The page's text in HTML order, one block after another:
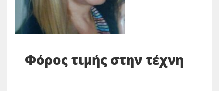
Φόρος τιμής στην τέχνη